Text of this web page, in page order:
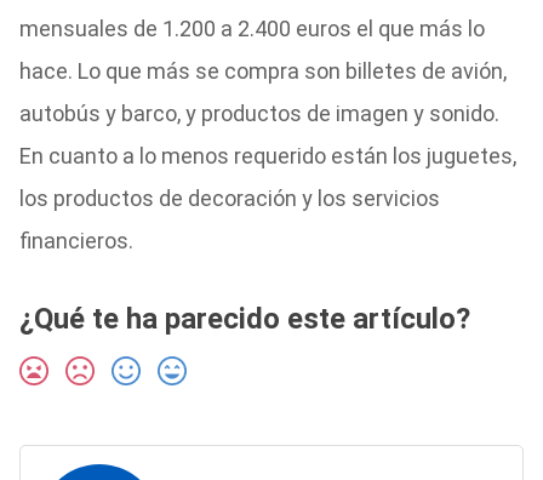
mensuales de 1.200 a 2.400 euros el que más lo
hace. Lo que más se compra son billetes de avión,
autobús y barco, y productos de imagen y sonido.
En cuanto a lo menos requerido están los juguetes,
los productos de decoración y los servicios
financieros.
¿Qué te ha parecido este artículo?